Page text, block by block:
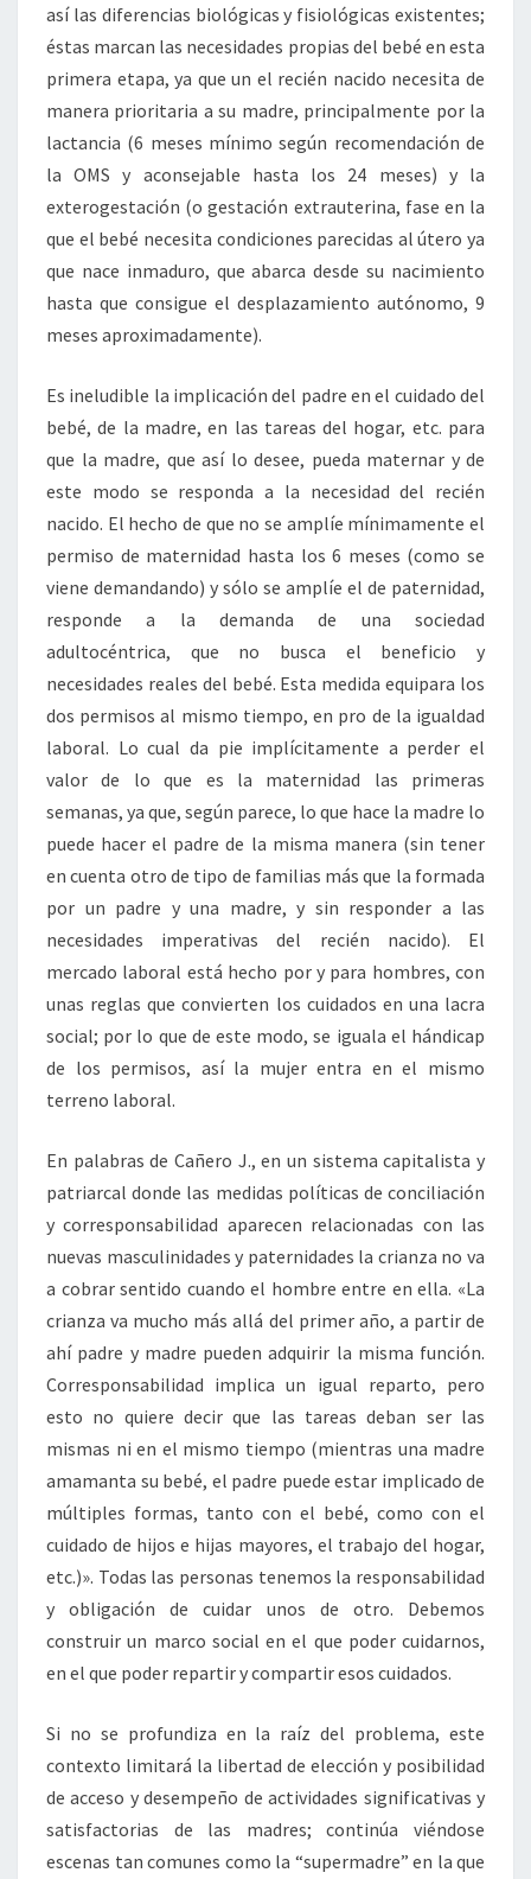
así las diferencias biológicas y fisiológicas existentes;
éstas marcan las necesidades propias del bebé en esta
primera etapa, ya que un el recién nacido necesita de
manera prioritaria a su madre, principalmente por la
lactancia (6 meses mínimo según recomendación de
la OMS y aconsejable hasta los 24 meses) y la
exterogestación (o gestación extrauterina, fase en la
que el bebé necesita condiciones parecidas al útero ya
que nace inmaduro, que abarca desde su nacimiento
hasta que consigue el desplazamiento autónomo, 9
meses aproximadamente).
Es ineludible la implicación del padre en el cuidado del
bebé, de la madre, en las tareas del hogar, etc. para
que la madre, que así lo desee, pueda maternar y de
este modo se responda a la necesidad del recién
nacido. El hecho de que no se amplíe mínimamente el
permiso de maternidad hasta los 6 meses (como se
viene demandando) y sólo se amplíe el de paternidad,
responde a la demanda de una sociedad
adultocéntrica, que no busca el beneficio y
necesidades reales del bebé. Esta medida equipara los
dos permisos al mismo tiempo, en pro de la igualdad
laboral. Lo cual da pie implícitamente a perder el
valor de lo que es la maternidad las primeras
semanas, ya que, según parece, lo que hace la madre lo
puede hacer el padre de la misma manera (sin tener
en cuenta otro de tipo de familias más que la formada
por un padre y una madre, y sin responder a las
necesidades imperativas del recién nacido). El
mercado laboral está hecho por y para hombres, con
unas reglas que convierten los cuidados en una lacra
social; por lo que de este modo, se iguala el hándicap
de los permisos, así la mujer entra en el mismo
terreno laboral.
En palabras de Cañero J., en un sistema capitalista y
patriarcal donde las medidas políticas de conciliación
y corresponsabilidad aparecen relacionadas con las
nuevas masculinidades y paternidades la crianza no va
a cobrar sentido cuando el hombre entre en ella. «La
crianza va mucho más allá del primer año, a partir de
ahí padre y madre pueden adquirir la misma función.
Corresponsabilidad implica un igual reparto, pero
esto no quiere decir que las tareas deban ser las
mismas ni en el mismo tiempo (mientras una madre
amamanta su bebé, el padre puede estar implicado de
múltiples formas, tanto con el bebé, como con el
cuidado de hijos e hijas mayores, el trabajo del hogar,
etc.)». Todas las personas tenemos la responsabilidad
y obligación de cuidar unos de otro. Debemos
construir un marco social en el que poder cuidarnos,
en el que poder repartir y compartir esos cuidados.
Si no se profundiza en la raíz del problema, este
contexto limitará la libertad de elección y posibilidad
de acceso y desempeño de actividades significativas y
satisfactorias de las madres; continúa viéndose
escenas tan comunes como la “supermadre” en la que